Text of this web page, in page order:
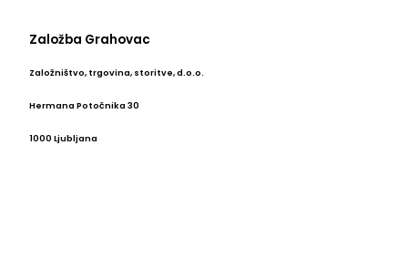
Založba Grahovac
Založništvo, trgovina, storitve, d.o.o.
Hermana Potočnika 30
1000 Ljubljana